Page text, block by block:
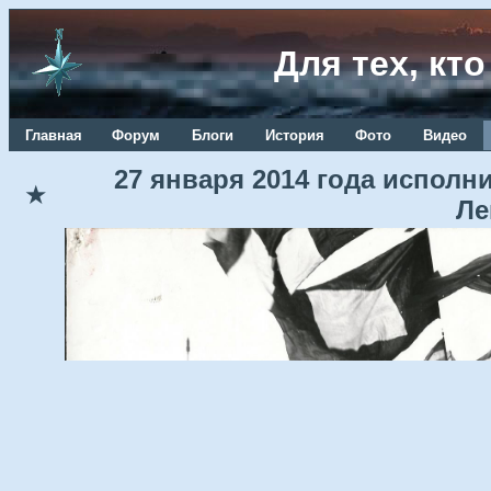
Для тех,
Главная Форум Блоги История Фото Видео
★
27 января 2014 года